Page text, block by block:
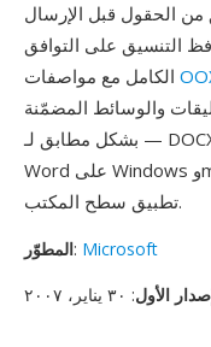
من الحقول قبل الإرسال
التنسيق على التوافق
والوسائط المضمّنة
— بشكل مطابق لـ DOCX. يُدعم DOCM بواسطة Microsoft
Word على Windows وmacOS، مع اقتصار تنفيذ الماكرو على
تطبيق سطح المكتب.
المطوّر: Microsoft
الأول: ٣٠ يناير، ٢٠٠٧